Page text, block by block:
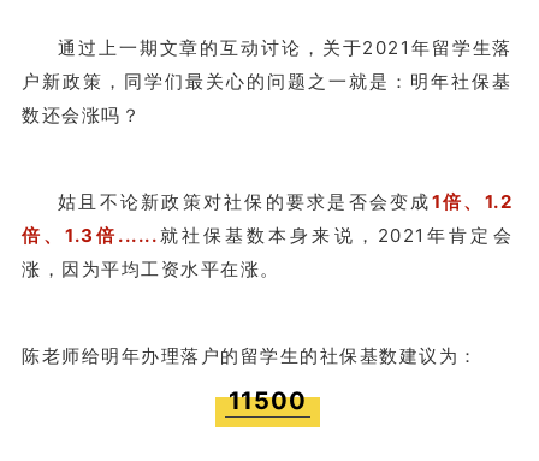
通过上一期文章的互动讨论，关于2021年留学生落
户新政策，同学们最关心的问题之一就是：明年社保基
数还会涨吗？
姑且不论新政策对社保的要求是否会变成1倍、1.2
倍、1.3倍......就社保基数本身来说，2021年肯定会
涨，因为平均工资水平在涨。
陈老师给明年办理落户的留学生的社保基数建议为：
11500